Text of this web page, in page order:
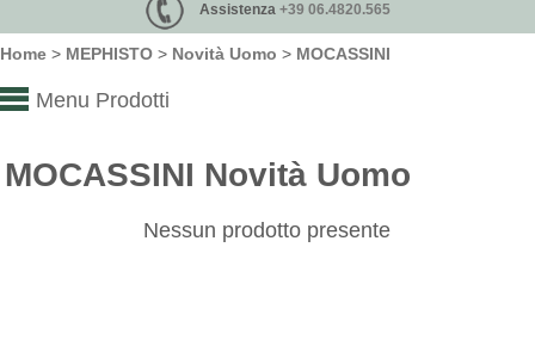
Assistenza +39 06.4820.565
Home > MEPHISTO > Novità Uomo > MOCASSINI
Menu Prodotti
MOCASSINI Novità Uomo
Nessun prodotto presente